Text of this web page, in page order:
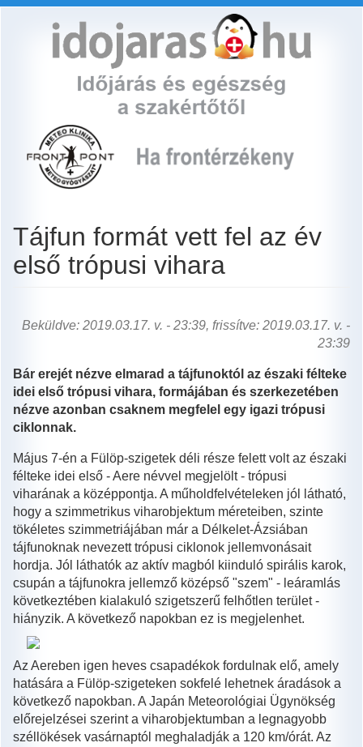
Tájfun formát vett fel az év
első trópusi vihara
Beküldve: 2019.03.17. v. - 23:39, frissítve: 2019.03.17. v. -
23:39
Bár erejét nézve elmarad a tájfunoktól az északi félteke
idei első trópusi vihara, formájában és szerkezetében
nézve azonban csaknem megfelel egy igazi trópusi
ciklonnak.
Május 7-én a Fülöp-szigetek déli része felett volt az északi
félteke idei első - Aere névvel megjelölt - trópusi
viharának a középpontja. A műholdfelvételeken jól látható,
hogy a szimmetrikus viharobjektum méreteiben, szinte
tökéletes szimmetriájában már a Délkelet-Ázsiában
tájfunoknak nevezett trópusi ciklonok jellemvonásait
hordja. Jól láthatók az aktív magból kiinduló spirális karok,
csupán a tájfunokra jellemző középső "szem" - leáramlás
következtében kialakuló szigetszerű felhőtlen terület -
hiányzik. A következő napokban ez is megjelenhet.
Az Aereben igen heves csapadékok fordulnak elő, amely
hatására a Fülöp-szigeteken sokfelé lehetnek áradások a
következő napokban. A Japán Meteorológiai Ügynökség
előrejelzései szerint a viharobjektumban a legnagyobb
széllökések vasárnaptól meghaladják a 120 km/órát. Az